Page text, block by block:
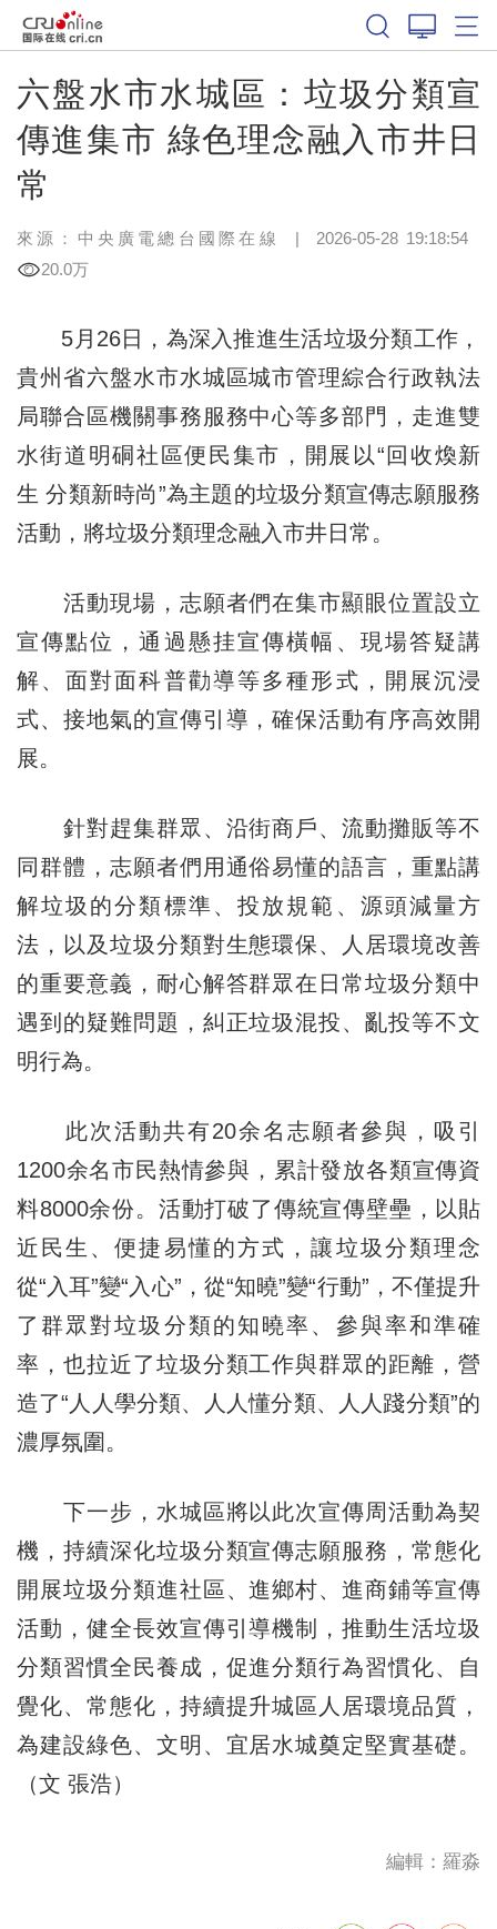
六盤水市水城區：垃圾分類宣
傳進集市 綠色理念融入市井日
常
來源：中央廣電總台國際在線 | 2026-05-28 19:18:54
20.0万
5月26日，為深入推進生活垃圾分類工作，
貴州省六盤水市水城區城市管理綜合行政執法
局聯合區機關事務服務中心等多部門，走進雙
水街道明硐社區便民集市，開展以“回收煥新
生 分類新時尚”為主題的垃圾分類宣傳志願服務
活動，將垃圾分類理念融入市井日常。
活動現場，志願者們在集市顯眼位置設立
宣傳點位，通過懸挂宣傳橫幅、現場答疑講
解、面對面科普勸導等多種形式，開展沉浸
式、接地氣的宣傳引導，確保活動有序高效開
展。
針對趕集群眾、沿街商戶、流動攤販等不
同群體，志願者們用通俗易懂的語言，重點講
解垃圾的分類標準、投放規範、源頭減量方
法，以及垃圾分類對生態環保、人居環境改善
的重要意義，耐心解答群眾在日常垃圾分類中
遇到的疑難問題，糾正垃圾混投、亂投等不文
明行為。
此次活動共有20余名志願者參與，吸引
1200余名市民熱情參與，累計發放各類宣傳資
料8000余份。活動打破了傳統宣傳壁壘，以貼
近民生、便捷易懂的方式，讓垃圾分類理念
從“入耳”變“入心”，從“知曉”變“行動”，不僅提升
了群眾對垃圾分類的知曉率、參與率和準確
率，也拉近了垃圾分類工作與群眾的距離，營
造了“人人學分類、人人懂分類、人人踐分類”的
濃厚氛圍。
下一步，水城區將以此次宣傳周活動為契
機，持續深化垃圾分類宣傳志願服務，常態化
開展垃圾分類進社區、進鄉村、進商鋪等宣傳
活動，健全長效宣傳引導機制，推動生活垃圾
分類習慣全民養成，促進分類行為習慣化、自
覺化、常態化，持續提升城區人居環境品質，
為建設綠色、文明、宜居水城奠定堅實基礎。
（文 張浩）
編輯：羅淼